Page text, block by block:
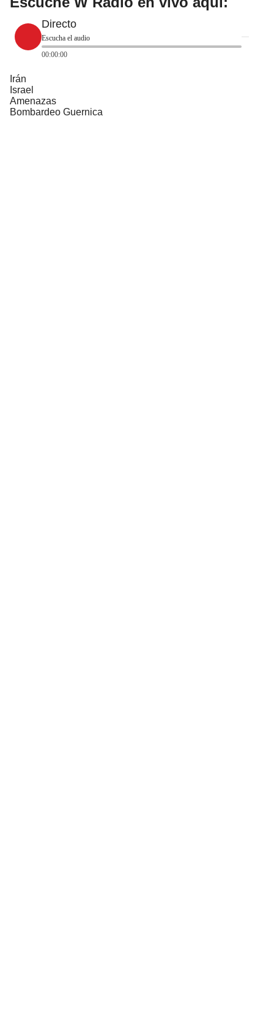
Directo
Escucha el audio
00:00:00
Irán
Israel
Amenazas
Bombardeo Guernica